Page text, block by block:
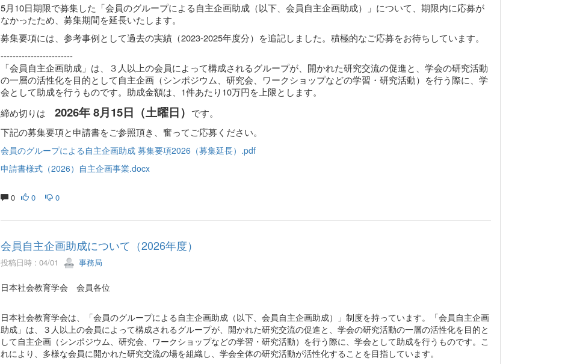
5月10日期限で募集した「会員のグループによる自主企画助成（以下、会員自主企画助成）」について、期限内に応募が
なかったため、募集期間を延長いたします。
募集要項には、参考事例として過去の実績（2023-2025年度分）を追記しました。積極的なご応募をお待ちしています。
------------------------
「会員自主企画助成」は、３人以上の会員によって構成されるグループが、開かれた研究交流の促進と、学会の研究活動
の一層の活性化を目的として自主企画（シンポジウム、研究会、ワークショップなどの学習・研究活動）を行う際に、学
会として助成を行うものです。助成金額は、1件あたり10万円を上限とします。
締め切りは 2026年 8月15日（土曜日） です。
下記の募集要項と申請書をご参照頂き、奮ってご応募ください。
会員のグループによる自主企画助成 募集要項2026（募集延長）.pdf
申請書様式（2026）自主企画事業.docx
0 0 0
会員自主企画助成について（2026年度）
投稿日時 : 04/01 事務局
日本社会教育学会 会員各位
日本社会教育学会は、「会員のグループによる自主企画助成（以下、会員自主企画助成）」制度を持っています。「会員自主企画
助成」は、３人以上の会員によって構成されるグループが、開かれた研究交流の促進と、学会の研究活動の一層の活性化を目的と
して自主企画（シンポジウム、研究会、ワークショップなどの学習・研究活動）を行う際に、学会として助成を行うものです。こ
れにより、多様な会員に開かれた研究交流の場を組織し、学会全体の研究活動が活性化することを目指しています。